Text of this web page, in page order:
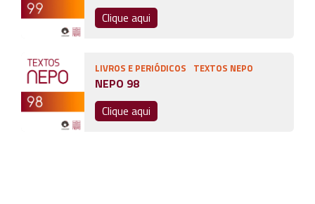
Clique aqui
LIVROS E PERIÓDICOS TEXTOS NEPO
NEPO 98
Clique aqui